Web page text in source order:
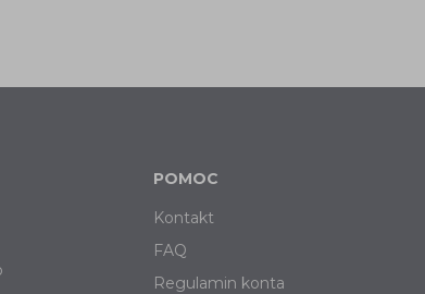
POMOC
Kontakt
FAQ
Regulamin konta